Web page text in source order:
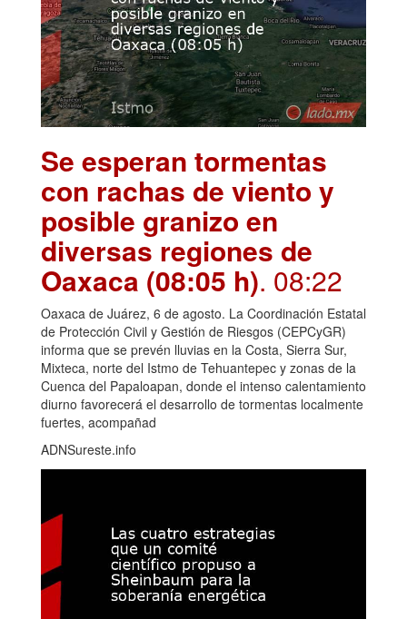
Se esperan tormentas
con rachas de viento y
posible granizo en
diversas regiones de
Oaxaca (08:05 h). 08:22
Oaxaca de Juárez, 6 de agosto. La Coordinación Estatal
de Protección Civil y Gestión de Riesgos (CEPCyGR)
informa que se prevén lluvias en la Costa, Sierra Sur,
Mixteca, norte del Istmo de Tehuantepec y zonas de la
Cuenca del Papaloapan, donde el intenso calentamiento
diurno favorecerá el desarrollo de tormentas localmente
fuertes, acompañad
ADNSureste.info